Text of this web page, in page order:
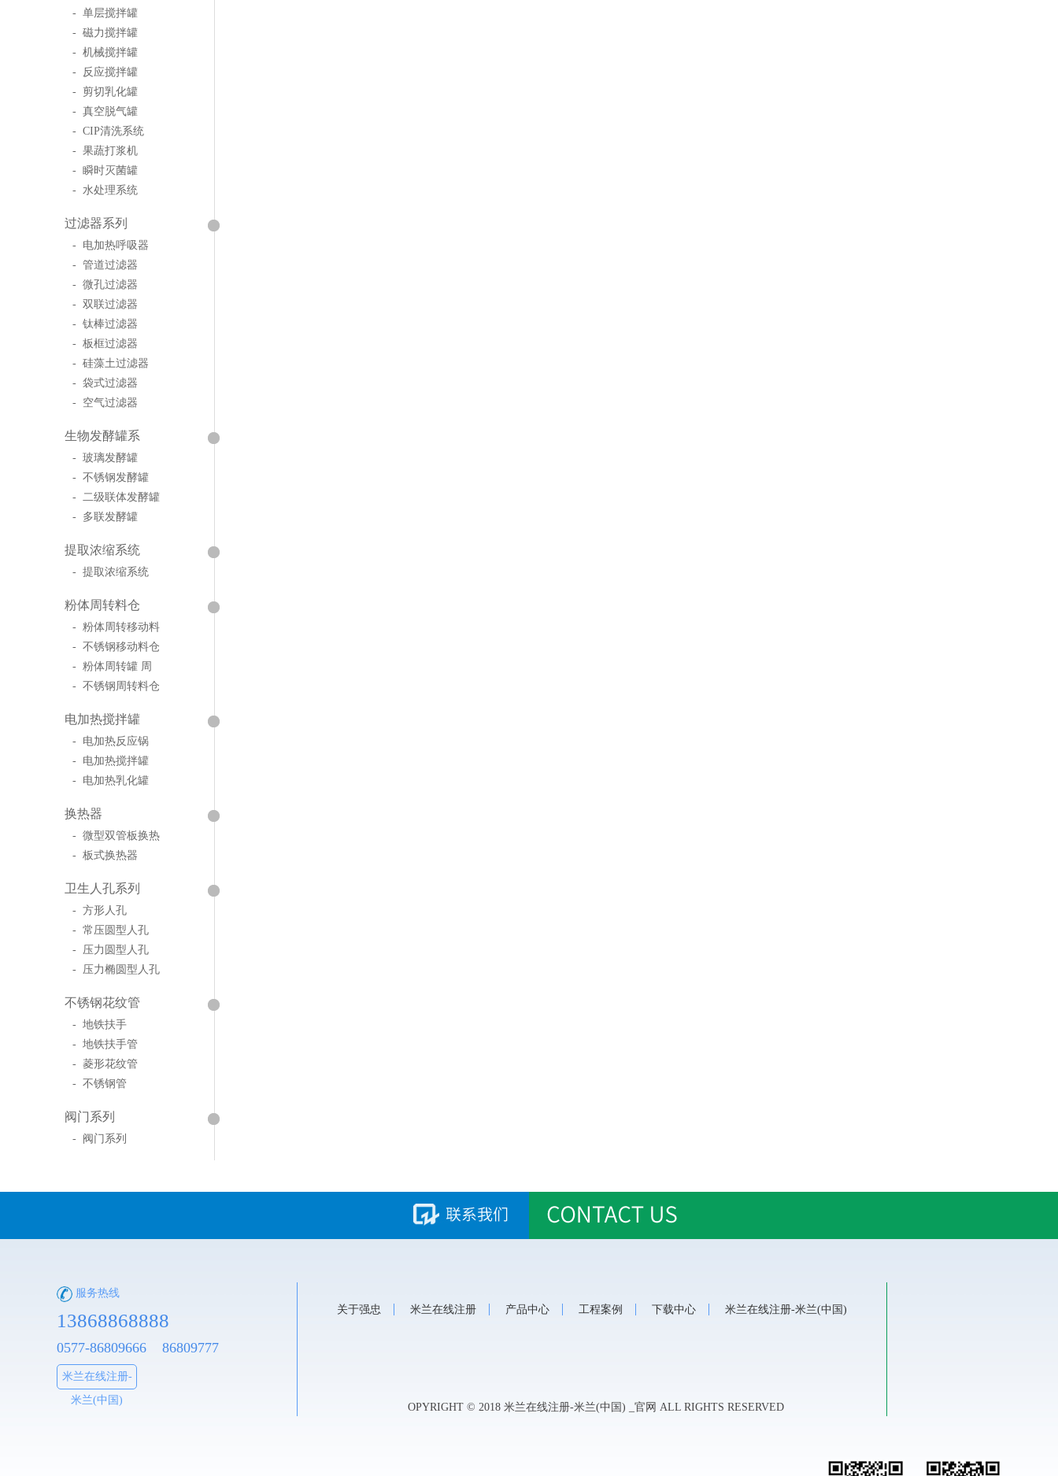
- 单层搅拌罐
- 磁力搅拌罐
- 机械搅拌罐
- 反应搅拌罐
- 剪切乳化罐
- 真空脱气罐
- CIP清洗系统
- 果蔬打浆机
- 瞬时灭菌罐
- 水处理系统
过滤器系列
- 电加热呼吸器
- 管道过滤器
- 微孔过滤器
- 双联过滤器
- 钛棒过滤器
- 板框过滤器
- 硅藻土过滤器
- 袋式过滤器
- 空气过滤器
生物发酵罐系
- 玻璃发酵罐
- 不锈钢发酵罐
- 二级联体发酵罐
- 多联发酵罐
提取浓缩系统
- 提取浓缩系统
粉体周转料仓
- 粉体周转移动料
- 不锈钢移动料仓
- 粉体周转罐 周
- 不锈钢周转料仓
电加热搅拌罐
- 电加热反应锅
- 电加热搅拌罐
- 电加热乳化罐
换热器
- 微型双管板换热
- 板式换热器
卫生人孔系列
- 方形人孔
- 常压圆型人孔
- 压力圆型人孔
- 压力椭圆型人孔
不锈钢花纹管
- 地铁扶手
- 地铁扶手管
- 菱形花纹管
- 不锈钢管
阀门系列
- 阀门系列
服务热线
13868868888
0577-86809666 86809777
米兰在线注册-
米兰(中国)
关于强忠 米兰在线注册 产品中心 工程案例 下载中心 米兰在线注册-米兰(中国)
OPYRIGHT © 2018 米兰在线注册-米兰(中国) _官网 ALL RIGHTS RESERVED